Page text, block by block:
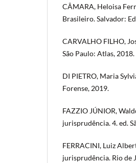
CÂMARA, Heloisa
Brasileiro. Salvador:
CARVALHO FILHO,
São Paulo: Atlas, 2018.
DI PIETRO, Maria
Forense, 2019.
FAZZIO JÚNIOR,
jurisprudência. 4. ed.
FERRACINI, Luiz
jurisprudência. Rio de